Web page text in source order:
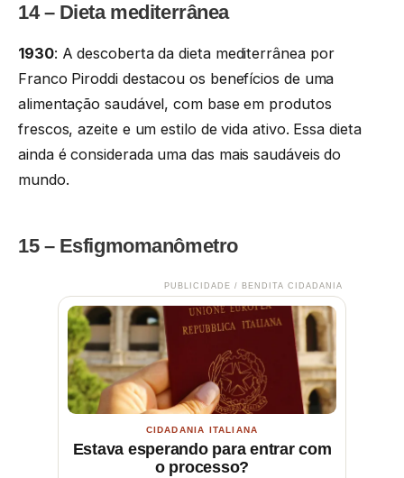
14 – Dieta mediterrânea
1930: A descoberta da dieta mediterrânea por
Franco Piroddi destacou os benefícios de uma
alimentação saudável, com base em produtos
frescos, azeite e um estilo de vida ativo. Essa dieta
ainda é considerada uma das mais saudáveis do
mundo.
15 – Esfigmomanômetro
PUBLICIDADE / BENDITA CIDADANIA
CIDADANIA ITALIANA
Estava esperando para entrar com
o processo?